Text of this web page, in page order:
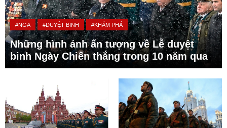
#NGA #DUYỆT BINH #KHÁM PHÁ
Những hình ảnh ấn tượng về Lễ duyệt
binh Ngày Chiến thắng trong 10 năm qua